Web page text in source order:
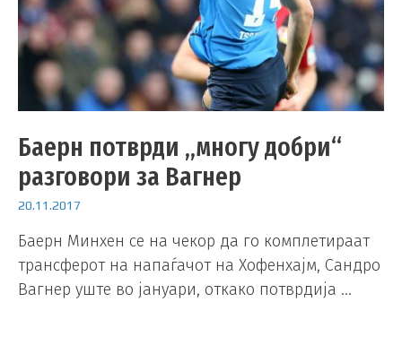
Баерн потврди „многу добри“
разговори за Вагнер
20.11.2017
Баерн Минхен се на чекор да го комплетираат
трансферот на напаѓачот на Хофенхајм, Сандро
Вагнер уште во јануари, откако потврдија …